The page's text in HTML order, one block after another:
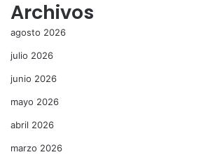
Archivos
agosto 2026
julio 2026
junio 2026
mayo 2026
abril 2026
marzo 2026